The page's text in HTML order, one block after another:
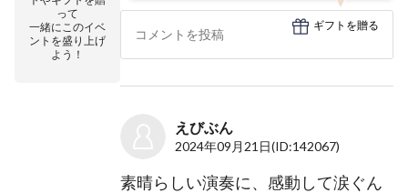
って
一緒にこのイベ
ントを盛り上げ
よう！
ギフトを贈る
えびぶん
2024年09月21日(ID:142067)
素晴らしい演奏に、感動して涙ぐん